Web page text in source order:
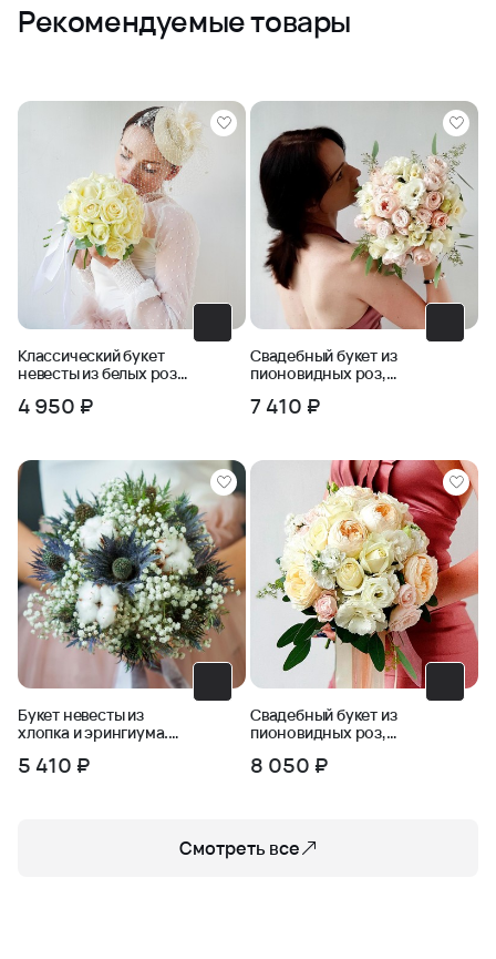
Рекомендуемые товары
Классический букет
невесты из белых роз
4 950 ₽
Свадебный букет из
пионовидных роз,
7 410 ₽
Букет невесты из
хлопка и эрингиума.
5 410 ₽
Свадебный букет из
пионовидных роз,
8 050 ₽
Смотреть все